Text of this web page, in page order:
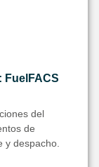
FuelFACS
del
de
y despacho.